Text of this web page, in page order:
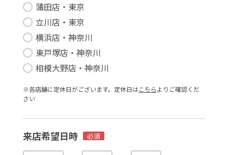
蒲田店・東京
立川店・東京
横浜店・神奈川
東戸塚店・神奈川
相模大野店・神奈川
※各店舗に定休⽇がございます。定休⽇はこちらよりご確認くだ
さい
来店希望日時 必須